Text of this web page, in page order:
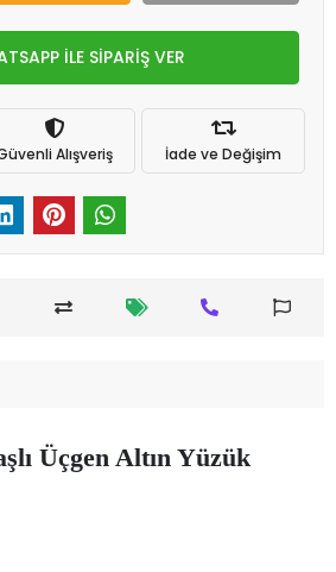
İLE SİPARİŞ VER
Alışveriş İade ve Değişim
Üçgen Altın Yüzük